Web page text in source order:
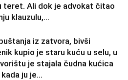
teret. Ali dok je advokat čitao
klauzulu,...
iz zatvora, bivši
kupio je staru kuću u selu, u
je stajala čudna kućica
ju je...